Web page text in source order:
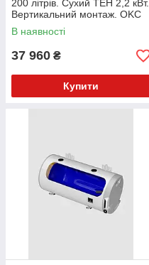
200 літрів. Сухий ТЕН 2,2 кВт.
Вертикальний монтаж. OKC
200 1м2
В наявності
37 960 ₴
Купити